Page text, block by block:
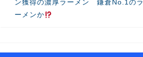
ン獲得の濃厚ラーメン 鎌倉No.1のラ
ーメンか